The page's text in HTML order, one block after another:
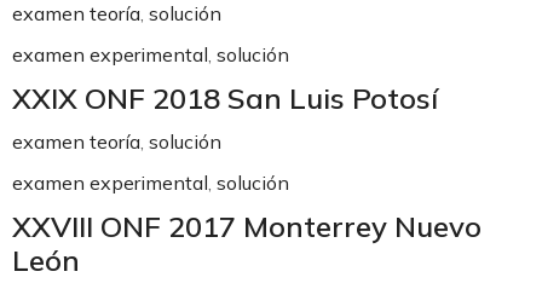
examen teoría, solución
examen experimental, solución
XXIX ONF 2018 San Luis Potosí
examen teoría, solución
examen experimental, solución
XXVIII ONF 2017 Monterrey Nuevo
León